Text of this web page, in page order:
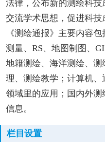
法律，公布新的测绘科技
交流学术思想，促进科技
《测绘通报》主要内容
测量、RS、地图制图、
地籍测绘、海洋测绘、
理、测绘教学；计算机
领域里的应用；国内外
信息。
栏目设置